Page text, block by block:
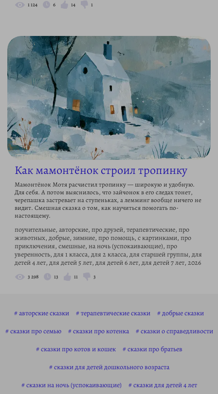
1 124 6 14 1
Как мамонтёнок строил тропинку
Мамонтёнок Мотя расчистил тропинку — широкую и удобную.
Для себя. А потом выяснилось, что зайчонок в его следах тонет,
черепашка застревает на ступеньках, а лемминг вообще ничего не
видит. Смешная сказка о том, как научиться помогать по-
настоящему.
поучительные, авторские, про друзей, терапевтические, про
животных, добрые, зимние, про помощь, с картинками, про
приключения, смешные, на ночь (успокаивающие), про
уверенность, для 1 класса, для 2 класса, для старшей группы, для
детей 4 лет, для детей 5 лет, для детей 6 лет, для детей 7 лет, 2026
3 298 13 11 3
авторские сказки терапевтические сказки
добрые сказки
сказки про семью
сказки про котенка
сказки о справедливости
сказки про котов и кошек
сказки про братьев
сказки для детей дошкольного возраста
сказки на ночь (успокаивающие)
сказки для детей 4 лет